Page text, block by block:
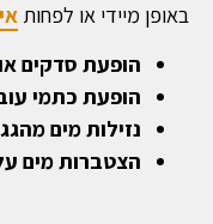
באופן מיידי או לפחות
הופעת סדקים
הופעת כתמי
נזילות מים מהגג
הצטברות מים